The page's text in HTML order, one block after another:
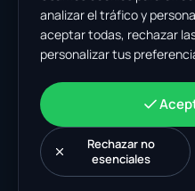
United States
India
A-199, Sector 63
Noida, Uttar Pradesh
India
+48 606 662 650
support@wastemarkt.com
office@wastemarkt.com
analizar el tráfico y
aceptar todas, rechazar
personalizar tus
Rechazar no
esenciales